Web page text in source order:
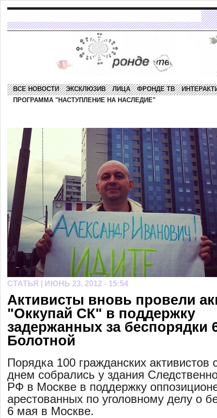
ВСЕ НОВОСТИ ЭКСКЛЮЗИВ ЛИЦА ФРОНДЕ ТВ
ПРОГРАММА "НАСТУПЛЕНИЕ НА НАСЛЕДИЕ"
СТАТЬЯ | ИЮНЬ 23, 2012 - 15:54
Активисты вновь провели
"Оккупай СК" в поддержку
задержанных за беспорядки
Болотной
Порядка 100 гражданских активистов
днем собрались у здания
РФ в Москве в поддержку
арестованных по уголовному делу о
6 мая в Москве.